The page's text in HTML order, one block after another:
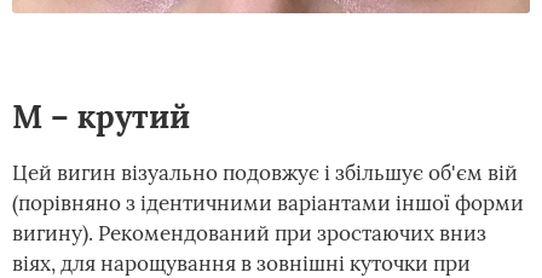
М – крутий
Цей вигин візуально подовжує і збільшує об'єм вій
(порівняно з ідентичними варіантами іншої форми
вигину). Рекомендований при зростаючих вниз
віях, для нарощування в зовнішні куточки при